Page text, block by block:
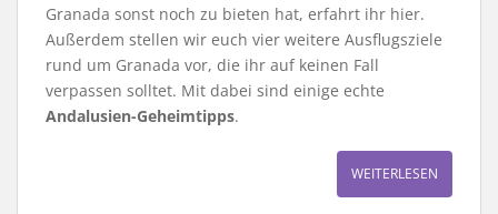
Granada sonst noch zu bieten hat, erfahrt ihr hier.
Außerdem stellen wir euch vier weitere Ausflugsziele
rund um Granada vor, die ihr auf keinen Fall
verpassen solltet. Mit dabei sind einige echte
Andalusien-Geheimtipps.
WEITERLESEN